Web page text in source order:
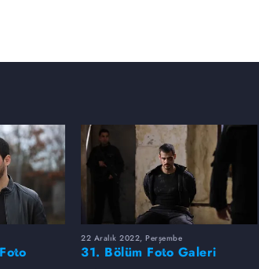
22 Aralık 2022, Perşembe
31. Bölüm Foto Galeri